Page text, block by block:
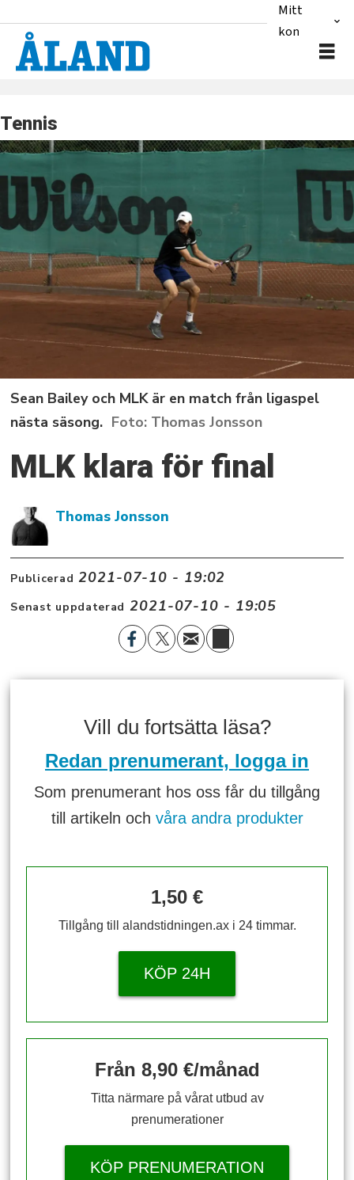
Mitt
konto
Tennis
Sean Bailey och MLK är en match från ligaspel
nästa säsong.
Thomas Jonsson
MLK klara för final
Thomas Jonsson
Publicerad 2021-07-10 - 19:02
Senast uppdaterad 2021-07-10 - 19:05
Vill du fortsätta läsa?
Redan prenumerant, logga in
Som prenumerant hos oss får du tillgång
till artikeln och våra andra produkter
1,50 €
Tillgång till alandstidningen.ax i 24 timmar.
KÖP 24H
Från 8,90 €/månad
Titta närmare på vårat utbud av
prenumerationer
KÖP PRENUMERATION